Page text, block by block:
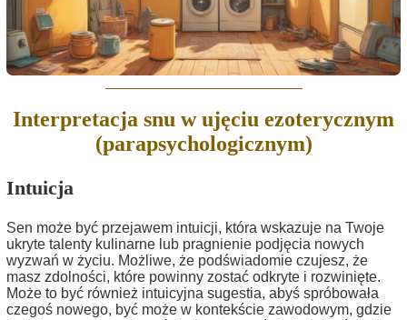
Interpretacja snu w ujęciu ezoterycznym
(parapsychologicznym)
Intuicja
Sen może być przejawem intuicji, która wskazuje na Twoje
ukryte talenty kulinarne lub pragnienie podjęcia nowych
wyzwań w życiu. Możliwe, że podświadomie czujesz, że
masz zdolności, które powinny zostać odkryte i rozwinięte.
Może to być również intuicyjna sugestia, abyś spróbowała
czegoś nowego, być może w kontekście zawodowym, gdzie